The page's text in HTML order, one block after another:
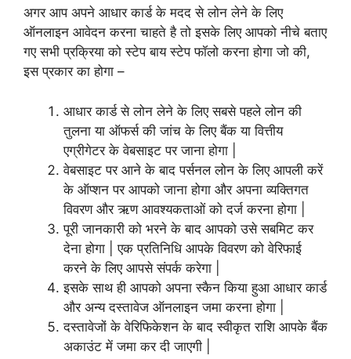
अगर आप अपने आधार कार्ड के मदद से लोन लेने के लिए
ऑनलाइन आवेदन करना चाहते है तो इसके लिए आपको नीचे बताए
गए सभी प्रक्रिया को स्टेप बाय स्टेप फॉलो करना होगा जो की,
इस प्रकार का होगा –
आधार कार्ड से लोन लेने के लिए सबसे पहले लोन की
तुलना या ऑफर्स की जांच के लिए बैंक या वित्तीय
एग्रीगेटर के वेबसाइट पर जाना होगा |
वेबसाइट पर आने के बाद पर्सनल लोन के लिए आपली करें
के ऑप्शन पर आपको जाना होगा और अपना व्यक्तिगत
विवरण और ऋण आवश्यकताओं को दर्ज करना होगा |
पूरी जानकारी को भरने के बाद आपको उसे सबमिट कर
देना होगा | एक प्रतिनिधि आपके विवरण को वेरिफाई
करने के लिए आपसे संपर्क करेगा |
इसके साथ ही आपको अपना स्कैन किया हुआ आधार कार्ड
और अन्य दस्तावेज ऑनलाइन जमा करना होगा |
दस्तावेजों के वेरिफिकेशन के बाद स्वीकृत राशि आपके बैंक
अकाउंट में जमा कर दी जाएगी |